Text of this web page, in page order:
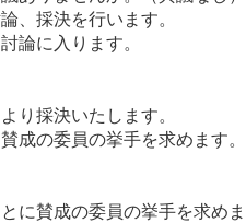
、採決を行います。
論に入ります。
り採決いたします。
成の委員の挙手を求めます。
に賛成の委員の挙手を求めま